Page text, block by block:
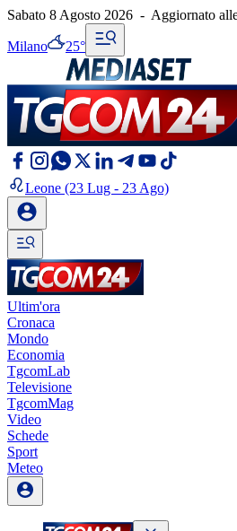
Sabato 8 Agosto 2026 - Aggiornato
Milano 25°
Leone (23 Lug - 23 Ago)
Ultim'ora
Cronaca
Mondo
Economia
TgcomLab
Televisione
TgcomMag
Video
Schede
Sport
Meteo